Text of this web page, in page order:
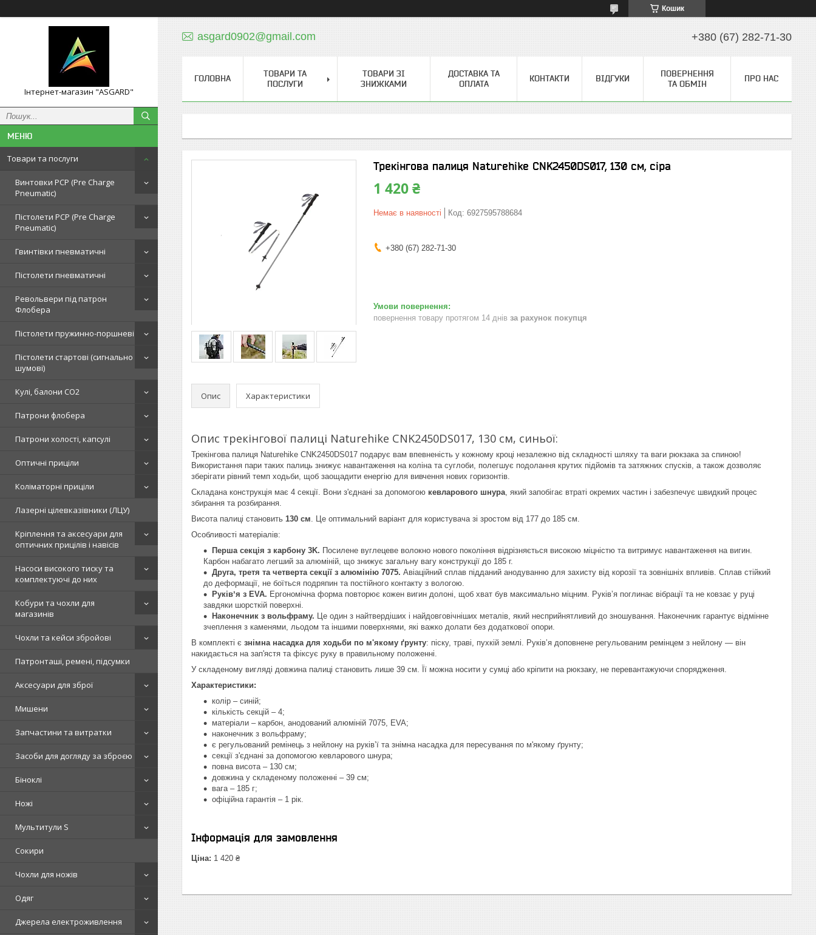
Кошик
Інтернет-магазин "ASGARD"
Товари та послуги
Винтовки PCP (Pre Charge
Pneumatic)
Пістолети PCP (Pre Charge
Pneumatic)
Гвинтівки пневматичні
Пістолети пневматичні
Револьвери під патрон
Флобера
Пістолети пружинно-поршневі
Пістолети стартові (сигнально
шумові)
Кулі, балони СО2
Патрони флобера
Патрони холості, капсулі
Оптичні приціли
Коліматорні приціли
Лазерні цілевказівники (ЛЦУ)
Кріплення та аксесуари для
оптичних прицілів і навісів
Насоси високого тиску та
комплектуючі до них
Кобури та чохли для
магазинів
Чохли та кейси збройові
Патронташі, ремені, підсумки
Аксесуари для зброї
Мишени
Запчастини та витратки
Засоби для догляду за зброєю
Біноклі
Ножі
Мультитули S
Сокири
Чохли для ножів
Одяг
Джерела електроживлення
asgard0902@gmail.com +380 (67) 282-71-30
ГОЛОВНА
ТОВАРИ ТА
ПОСЛУГИ
ТОВАРИ ЗІ
ЗНИЖКАМИ
ДОСТАВКА ТА
ОПЛАТА
КОНТАКТИ ВІДГУКИ
ПОВЕРНЕННЯ
ТА ОБМІН
ПРО НАС
Трекінгова палиця Naturehike CNK2450DS017, 130 см, сіра
1 420 ₴
Немає в наявності Код: 6927595788684
+380 (67) 282-71-30
повернення товару протягом 14 днів за рахунок покупця
Опис Характеристики
Опис трекінгової палиці Naturehike CNK2450DS017, 130 см, синьої:
Трекінгова палиця Naturehike CNK2450DS017 подарує вам впевненість у кожному кроці незалежно від складності шляху та ваги рюкзака за спиною!
Використання пари таких палиць знижує навантаження на коліна та суглоби, полегшує подолання крутих підйомів та затяжних спусків, а також дозволяє
зберігати рівний темп ходьби, щоб заощадити енергію для вивчення нових горизонтів.
Складана конструкція має 4 секції. Вони з'єднані за допомогою кевларового шнура, який запобігає втраті окремих частин і забезпечує швидкий процес
збирання та розбирання.
Висота палиці становить 130 см. Це оптимальний варіант для користувача зі зростом від 177 до 185 см.
Особливості матеріалів:
Перша секція з карбону 3K. Посилене вуглецеве волокно нового покоління відрізняється високою міцністю та витримує навантаження на вигин.
Карбон набагато легший за алюміній, що знижує загальну вагу конструкції до 185 г.
Друга, третя та четверта секції з алюмінію 7075. Авіаційний сплав підданий анодуванню для захисту від корозії та зовнішніх впливів. Сплав стійкий
до деформації, не боїться подряпин та постійного контакту з вологою.
Руківʼя з EVA. Ергономічна форма повторює кожен вигин долоні, щоб хват був максимально міцним. Руківʼя поглинає вібрації та не ковзає у руці
завдяки шорсткій поверхні.
Наконечник з вольфраму. Це один з найтвердіших і найдовговічніших металів, який несприйнятливий до зношування. Наконечник гарантує відмінне
зчеплення з каменями, льодом та іншими поверхнями, які важко долати без додаткової опори.
В комплекті є знімна насадка для ходьби по м'якому ґрунту: піску, траві, пухкій землі. Руківʼя доповнене регульованим ремінцем з нейлону — він
накидається на зап'ястя та фіксує руку в правильному положенні.
У складеному вигляді довжина палиці становить лише 39 см. Її можна носити у сумці або кріпити на рюкзаку, не перевантажуючи спорядження.
Характеристики:
колір – синій;
кількість секцій – 4;
матеріали – карбон, анодований алюміній 7075, EVA;
наконечник з вольфраму;
є регульований ремінець з нейлону на руківʼї та знімна насадка для пересування по м'якому ґрунту;
секції з'єднані за допомогою кевларового шнура;
повна висота – 130 см;
довжина у складеному положенні – 39 см;
вага – 185 г;
офіційна гарантія – 1 рік.
Інформація для замовлення
Ціна: 1 420 ₴